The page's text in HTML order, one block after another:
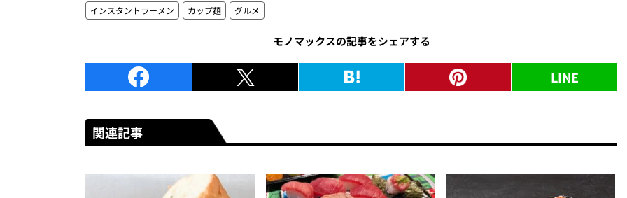
インスタントラーメン カップ麺 グルメ
モノマックスの記事をシェアする
LINE
関連記事